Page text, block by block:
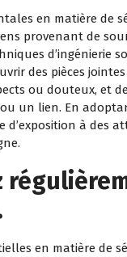
en matière de
provenant de
d’ingénierie
des pièces
ou douteux, et
un lien. En
d’exposition à des
en matière de